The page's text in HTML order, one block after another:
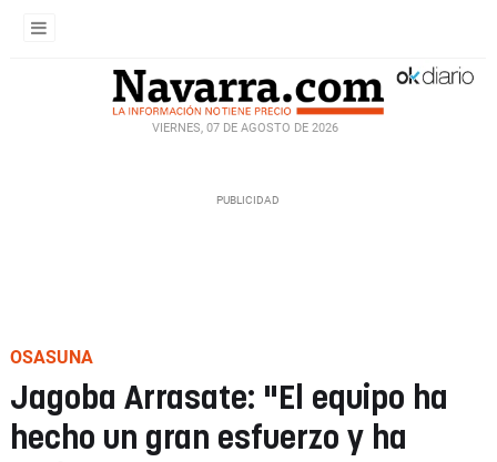
VIERNES, 07 DE AGOSTO DE 2026
OSASUNA
Jagoba Arrasate: "El equipo ha
hecho un gran esfuerzo y ha